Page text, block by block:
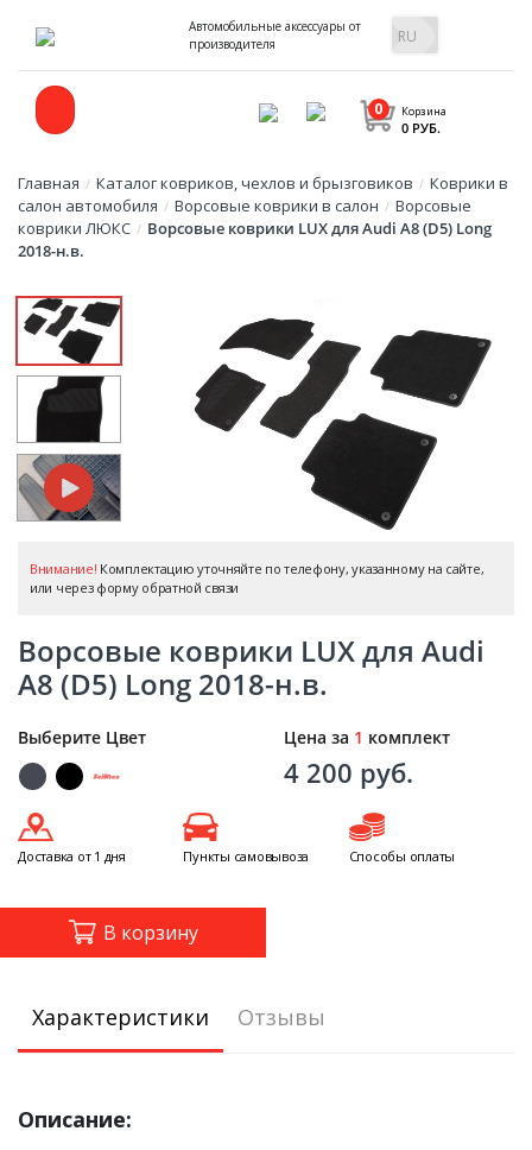
Автомобильные аксессуары от
производителя
Корзина
0
0 РУБ.
Главная / Каталог ковриков, чехлов и брызговиков / Коврики в
салон автомобиля / Ворсовые коврики в салон / Ворсовые
коврики ЛЮКС / Ворсовые коврики LUX для Audi A8 (D5) Long
2018-н.в.
Внимание! Комплектацию уточняйте по телефону, указанному на сайте,
или через форму обратной связи
Ворсовые коврики LUX для Audi
A8 (D5) Long 2018-н.в.
Выберите Цвет Цена за 1 комплект
4 200 руб.
В корзину
Доставка от 1 дня Пункты самовывоза Способы оплаты
Характеристики Отзывы
Описание: